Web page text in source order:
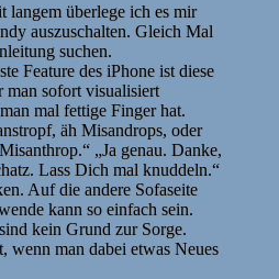
langem überlege ich es mir
auszuschalten. Gleich Mal
suchen.
Feature des iPhone ist diese
man sofort visualisiert
mal fettige Finger hat.
äh Misandrops, oder
„Ja genau. Danke,
Lass Dich mal knuddeln.“
Auf die andere Sofaseite
kann so einfach sein.
kein Grund zur Sorge.
wenn man dabei etwas Neues